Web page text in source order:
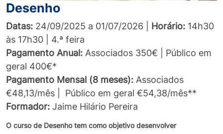
Desenho
Datas: 24/09/2025 a 01/07/2026 | Horário: 14h30
às 17h30 | 4.ª feira
Pagamento Anual: Associados 350€ | Público em
geral 400€*
Pagamento Mensal (8 meses): Associados
€48,13/mês | Público em geral €54,38/mês**
Formador: Jaime Hilário Pereira
O curso de Desenho tem como objetivo desenvolver